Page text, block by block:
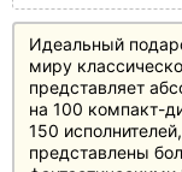
Идеальный
миру
представляет
на 100 компакт-
150
представлены